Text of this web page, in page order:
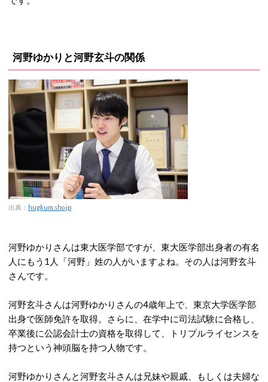
河野ゆかりと河野玄斗の関係
出典： hugkum.sho.jp
河野ゆかりさんは東大医学部ですが、東大医学部出身者の有名
人にもう1人「河野」姓の人がいますよね。その人は河野玄斗
さんです。
河野玄斗さんは河野ゆかりさんの4歳年上で、東京大学医学部
出身で医師免許を取得。さらに、在学中に司法試験に合格し、
卒業後に公認会計士の資格を取得して、トリプルライセンスを
持つという神頭脳を持つ人物です。
河野ゆかりさんと河野玄斗さんは兄妹や親戚、もしくは夫婦な